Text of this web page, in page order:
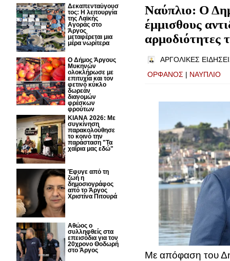
Ναύπλιο: Ο
έμμισθους
αρμοδιότητες
ΑΡΓΟΛΙΚΕΣ
ΟΡΦΑΝΟΣ | ΝΑΥΠΛΙΟ
Με απόφαση του
Δεκαπενταύγουσ
τος: H λειτουργία
της Λαϊκής
Αγοράς στο
Άργος
μεταφέρεται μια
μέρα νωρίτερα
Ο Δήμος Άργους
Μυκηνών
ολοκλήρωσε με
επιτυχία και τον
φετινό κύκλο
δωρεάν
διανομών
φρέσκων
φρούτων
ΚΙΑΝΑ 2026: Με
συγκίνηση
παρακολούθησε
το κοινό την
παράσταση "Τα
χαΐρια μας εδώ"
Έφυγε από τη
ζωή η
δημοσιογράφος
από το Άργος
Χριστίνα Πιτουρά
Αθώος ο
συλληφθείς στα
επεισόδια για τον
20χρονο Θοδωρή
στο Άργος